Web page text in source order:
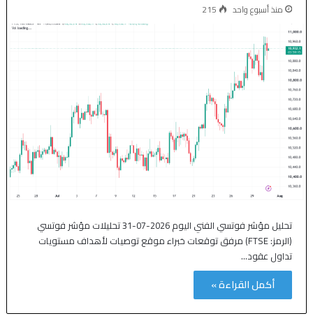
منذ أسبوع واحد 215
تحليل مؤشر فوتسي الفني اليوم 2026-07-31 تحليلات مؤشر فوتسي
(الرمز: FTSE) مرفق توقعات خبراء موقع توصيات لأهداف مستويات
تداول عقود…
أكمل القراءة »